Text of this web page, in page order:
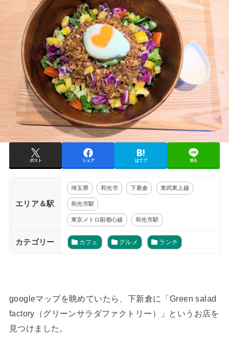
ポスト シェア はてブ 送る
エリア＆駅
埼玉県 和光市 下新倉 東武東上線
和光市駅
東京メトロ副都心線 和光市駅
カテゴリー カフェ グルメ ランチ
googleマップを眺めていたら、下新倉に「Green salad
factory（グリーンサラダファクトリー）」というお店を
見つけました。